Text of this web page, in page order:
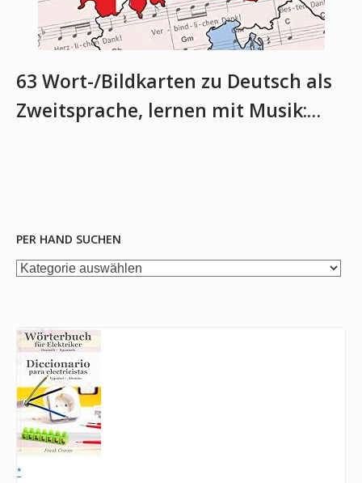
63 Wort-/Bildkarten zu Deutsch als
Zweitsprache, lernen mit Musik:…
PER HAND SUCHEN
per
*